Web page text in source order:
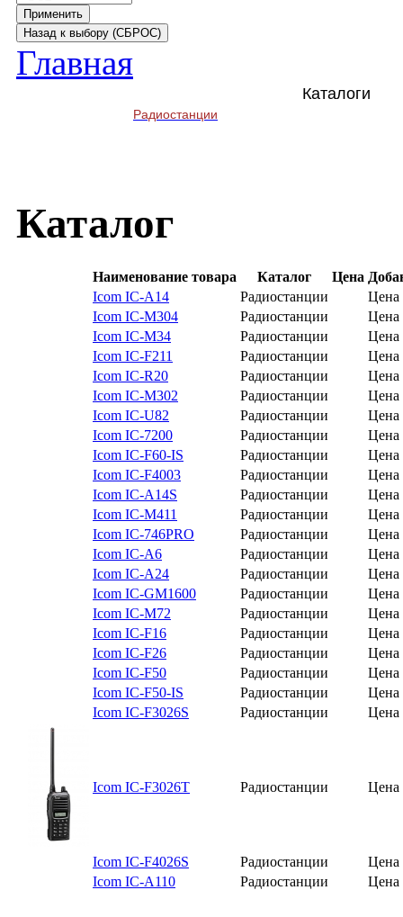
Главная
Каталоги
Радиостанции
Каталог
Наименование товара Каталог Цена
Icom IC-A14
Радиостанции
Цена
Icom IC-M304
Радиостанции
Цена
Icom IC-M34
Радиостанции
Цена
Icom IC-F211
Радиостанции
Цена
Icom IC-R20
Радиостанции
Цена
Icom IC-M302
Радиостанции
Цена
Icom IC-U82
Радиостанции
Цена
Icom IC-7200
Радиостанции
Цена
Icom IC-F60-IS
Радиостанции
Цена
Icom IC-F4003
Радиостанции
Цена
Icom IC-A14S
Радиостанции
Цена
Icom IC-M411
Радиостанции
Цена
Icom IC-746PRO
Радиостанции
Цена
Icom IC-A6
Радиостанции
Цена
Icom IC-A24
Радиостанции
Цена
Icom IC-GM1600
Радиостанции
Цена
Icom IC-M72
Радиостанции
Цена
Icom IC-F16
Радиостанции
Цена
Icom IC-F26
Радиостанции
Цена
Icom IC-F50
Радиостанции
Цена
Icom IC-F50-IS
Радиостанции
Цена
Icom IC-F3026S
Радиостанции Цена
Icom IC-F3026T Радиостанции Цена
Icom IC-F4026S Радиостанции
Цена
Icom IC-A110
Радиостанции Цена